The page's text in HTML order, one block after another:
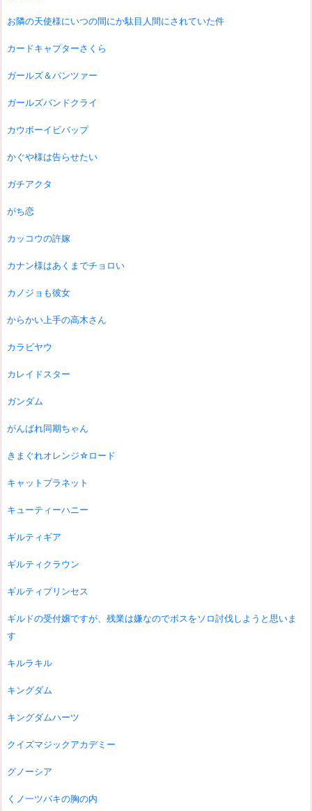
お隣の天使様にいつの間にか駄目人間にされていた件
カードキャプターさくら
ガールズ＆パンツァー
ガールズバンドクライ
カウボーイビバップ
かぐや様は告らせたい
ガチアクタ
がち恋
カッコウの許嫁
カナン様はあくまでチョロい
カノジョも彼女
からかい上手の高木さん
カラビヤウ
カレイドスター
ガンダム
がんばれ同期ちゃん
きまぐれオレンジ☆ロード
キャットプラネット
キューティーハニー
ギルティギア
ギルティクラウン
ギルティプリンセス
ギルドの受付嬢ですが、残業は嫌なのでボスをソロ討伐しようと思いま
す
キルラキル
キングダム
キングダムハーツ
クイズマジックアカデミー
グノーシア
くノ一ツバキの胸の内